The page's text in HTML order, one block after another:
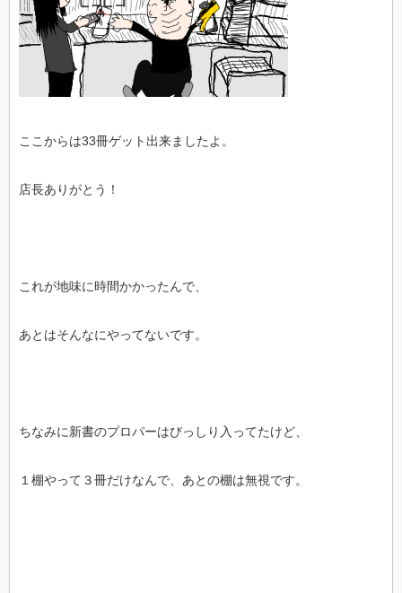
ここからは33冊ゲット出来ましたよ。
店長ありがとう！
これが地味に時間かかったんで、
あとはそんなにやってないです。
ちなみに新書のプロパーはびっしり入ってたけど、
１棚やって３冊だけなんで、あとの棚は無視です。